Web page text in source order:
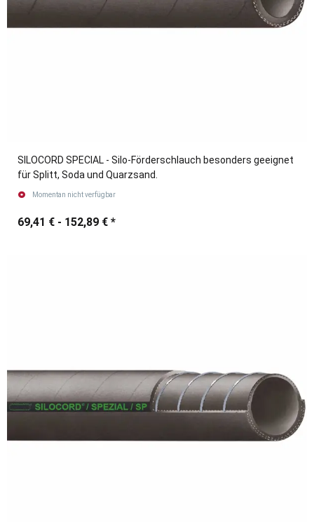
SILOCORD SPECIAL - Silo-Förderschlauch besonders geeignet
für Splitt, Soda und Quarzsand.
Momentan nicht verfügbar
69,41 € - 152,89 € *